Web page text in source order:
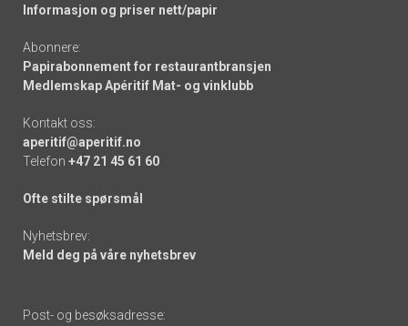
Informasjon og priser nett/papir
Abonnere:
Papirabonnement for restaurantbransjen
Medlemskap Apéritif Mat- og vinklubb
Kontakt oss:
aperitif@aperitif.no
Telefon +47 21 45 61 60
Ofte stilte spørsmål
Nyhetsbrev:
Meld deg på våre nyhetsbrev
Post- og besøksadresse: